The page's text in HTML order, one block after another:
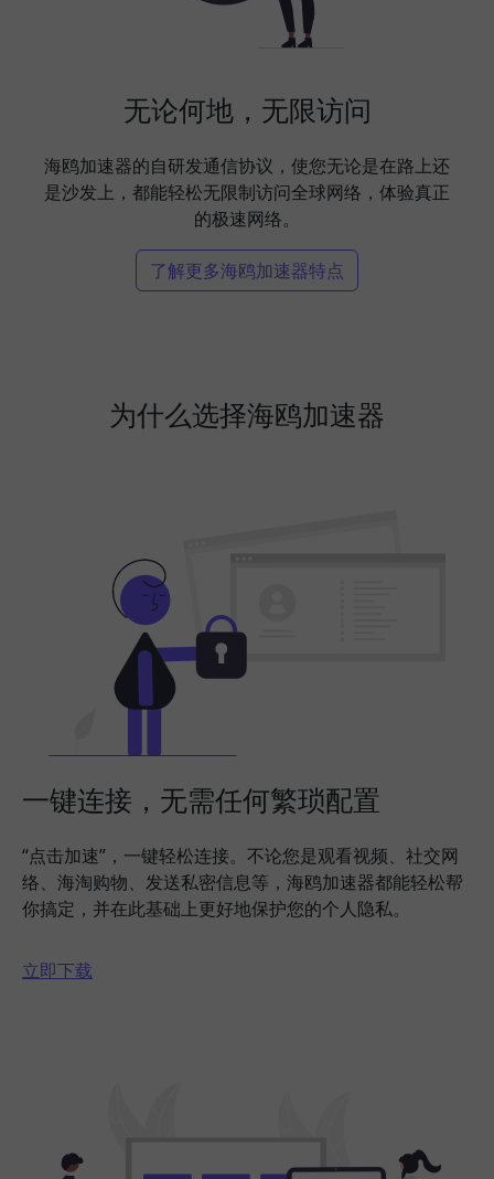
无论何地，无限访问
海鸥加速器的自研发通信协议，使您无论是在路上还
是沙发上，都能轻松无限制访问全球网络，体验真正
的极速网络。
了解更多海鸥加速器特点
为什么选择海鸥加速器
一键连接，无需任何繁琐配置
“点击加速”，一键轻松连接。不论您是观看视频、社交网
络、海淘购物、发送私密信息等，海鸥加速器都能轻松帮
你搞定，并在此基础上更好地保护您的个人隐私。
立即下载